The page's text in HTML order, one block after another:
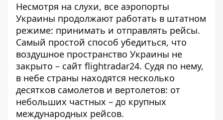
Несмотря на слухи, все аэропорты
Украины продолжают работать в штатном
режиме: принимать и отправлять рейсы.
Самый простой способ убедиться, что
воздушное пространство Украины не
закрыто – сайт flightradar24. Судя по нему,
в небе страны находятся несколько
десятков самолетов и вертолетов: от
небольших частных – до крупных
международных рейсов.